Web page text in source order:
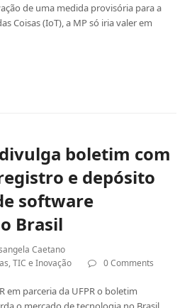
de uma medida provisória para a
Coisas (IoT), a MP só iria valer em
boletim com
e depósito
software
Brasil
Caetano
,TIC e Inovação 0 Comments
em parceria da UFPR o boletim